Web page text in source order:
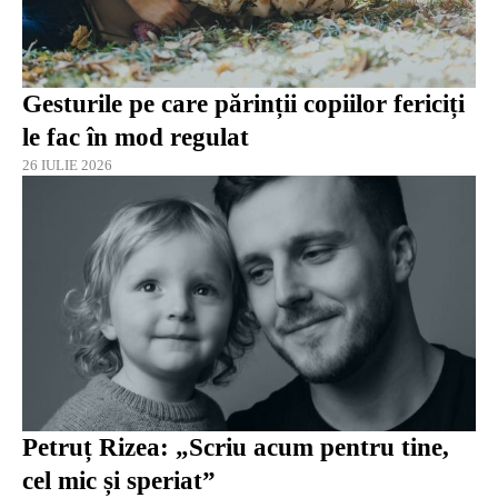
Gesturile pe care părinții copiilor fericiți
le fac în mod regulat
26 IULIE 2026
Petruț Rizea: „Scriu acum pentru tine,
cel mic și speriat”